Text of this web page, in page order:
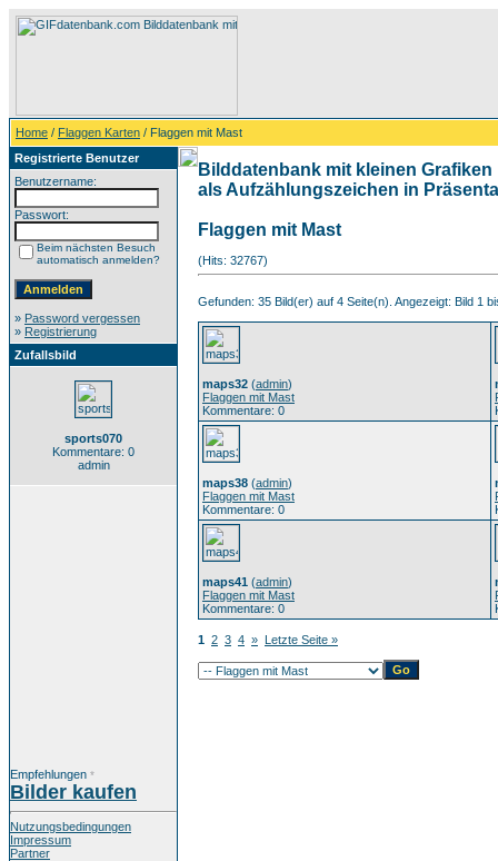
Home / Flaggen Karten / Flaggen mit Mast
Registrierte Benutzer
Benutzername:
Passwort:
Beim nächsten Besuch
automatisch anmelden?
» Password vergessen
» Registrierung
Zufallsbild
sports070
Kommentare: 0
admin
Empfehlungen *
Bilder kaufen
Nutzungsbedingungen
Impressum
Partner
Bilddatenbank mit kleinen
als Aufzählungszeichen in
Flaggen mit Mast
(Hits: 32767)
Gefunden: 35 Bild(er) auf 4 Seite(n). Angezeigt: Bild 1
maps32 (admin)
Flaggen mit Mast
Kommentare: 0
maps38 (admin)
Flaggen mit Mast
Kommentare: 0
maps41 (admin)
Flaggen mit Mast
Kommentare: 0
1 2 3 4 » Letzte Seite »